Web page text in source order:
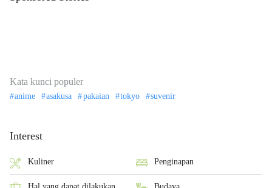
Kata kunci populer
anime asakusa pakaian tokyo suvenir
Interest
Kuliner Penginapan